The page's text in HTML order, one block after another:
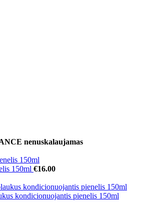
nenuskalaujamas
150ml €16.00
kondicionuojantis pienelis 150ml